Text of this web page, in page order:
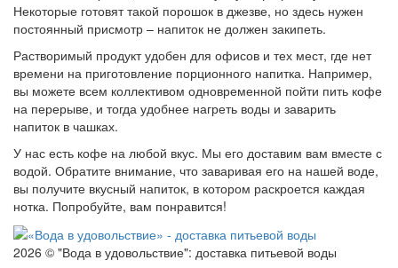
Некоторые готовят такой порошок в джезве, но здесь нужен
постоянный присмотр – напиток не должен закипеть.
Растворимый продукт удобен для офисов и тех мест, где нет
времени на приготовление порционного напитка. Например,
вы можете всем коллективом одновременной пойти пить кофе
на перерыве, и тогда удобнее нагреть воды и заварить
напиток в чашках.
У нас есть кофе на любой вкус. Мы его доставим вам вместе с
водой. Обратите внимание, что заваривая его на нашей воде,
вы получите вкусный напиток, в котором раскроется каждая
нотка. Попробуйте, вам понравится!
2026 © "Вода в удовольствие": доставка питьевой воды